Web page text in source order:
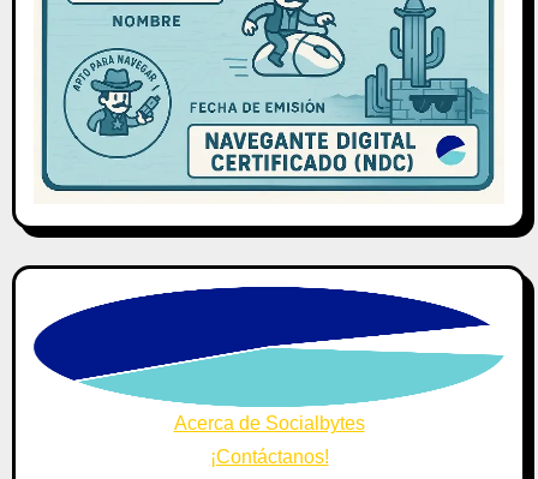
Acerca de Socialbytes
¡Contáctanos!